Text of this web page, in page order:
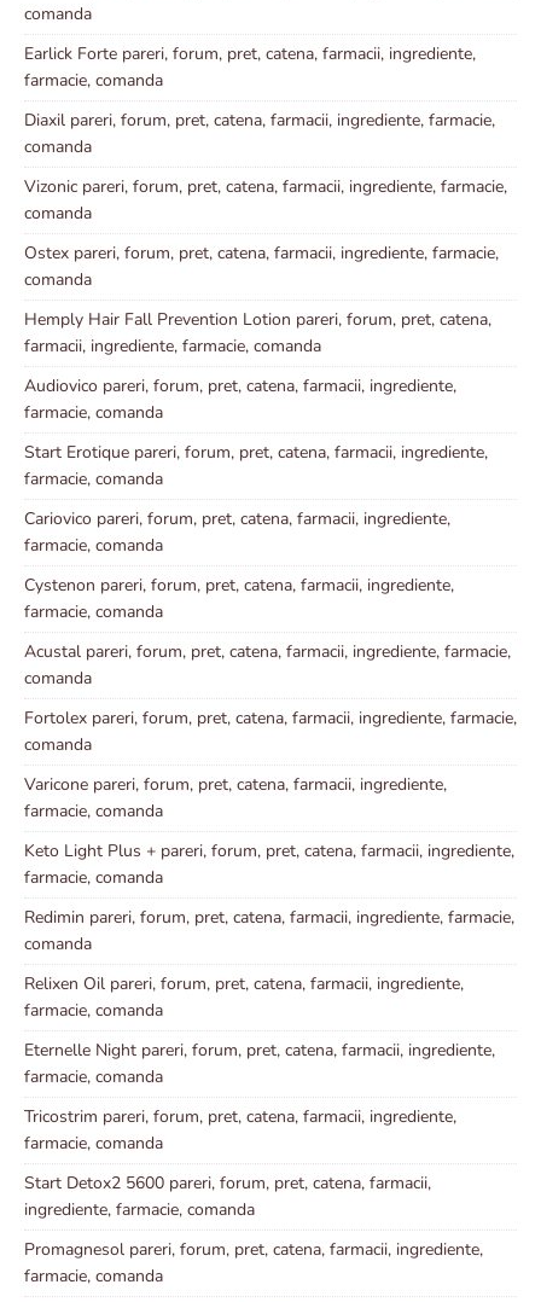
comanda
Earlick Forte pareri, forum, pret, catena, farmacii, ingrediente,
farmacie, comanda
Diaxil pareri, forum, pret, catena, farmacii, ingrediente, farmacie,
comanda
Vizonic pareri, forum, pret, catena, farmacii, ingrediente, farmacie,
comanda
Ostex pareri, forum, pret, catena, farmacii, ingrediente, farmacie,
comanda
Hemply Hair Fall Prevention Lotion pareri, forum, pret, catena,
farmacii, ingrediente, farmacie, comanda
Audiovico pareri, forum, pret, catena, farmacii, ingrediente,
farmacie, comanda
Start Erotique pareri, forum, pret, catena, farmacii, ingrediente,
farmacie, comanda
Cariovico pareri, forum, pret, catena, farmacii, ingrediente,
farmacie, comanda
Cystenon pareri, forum, pret, catena, farmacii, ingrediente,
farmacie, comanda
Acustal pareri, forum, pret, catena, farmacii, ingrediente, farmacie,
comanda
Fortolex pareri, forum, pret, catena, farmacii, ingrediente, farmacie,
comanda
Varicone pareri, forum, pret, catena, farmacii, ingrediente,
farmacie, comanda
Keto Light Plus + pareri, forum, pret, catena, farmacii, ingrediente,
farmacie, comanda
Redimin pareri, forum, pret, catena, farmacii, ingrediente, farmacie,
comanda
Relixen Oil pareri, forum, pret, catena, farmacii, ingrediente,
farmacie, comanda
Eternelle Night pareri, forum, pret, catena, farmacii, ingrediente,
farmacie, comanda
Tricostrim pareri, forum, pret, catena, farmacii, ingrediente,
farmacie, comanda
Start Detox2 5600 pareri, forum, pret, catena, farmacii,
ingrediente, farmacie, comanda
Promagnesol pareri, forum, pret, catena, farmacii, ingrediente,
farmacie, comanda